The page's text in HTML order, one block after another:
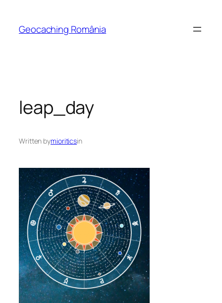
content
Geocaching România
leap_day
Written bymioriticsin